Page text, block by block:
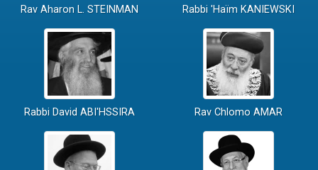
Rav Aharon L. STEINMAN Rabbi 'Haïm KANIEWSKI
Rabbi David ABI'HSSIRA Rav Chlomo AMAR